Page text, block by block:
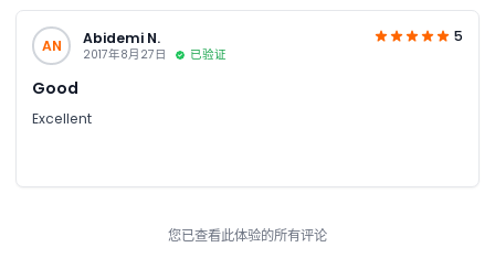
AN Abidemi N.
2017年8月27日 已验证
5
Good
Excellent
您已查看此体验的所有评论